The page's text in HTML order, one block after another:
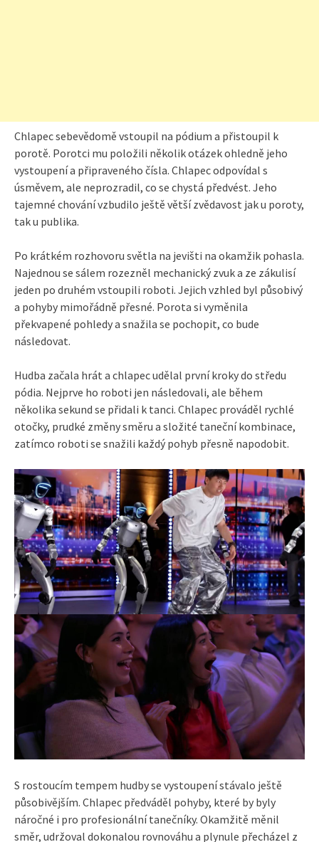
Chlapec sebevědomě vstoupil na pódium a přistoupil k
porotě. Porotci mu položili několik otázek ohledně jeho
vystoupení a připraveného čísla. Chlapec odpovídal s
úsměvem, ale neprozradil, co se chystá předvést. Jeho
tajemné chování vzbudilo ještě větší zvědavost jak u poroty,
tak u publika.
Po krátkém rozhovoru světla na jevišti na okamžik pohasla.
Najednou se sálem rozezněl mechanický zvuk a ze zákulisí
jeden po druhém vstoupili roboti. Jejich vzhled byl působivý
a pohyby mimořádně přesné. Porota si vyměnila
překvapené pohledy a snažila se pochopit, co bude
následovat.
Hudba začala hrát a chlapec udělal první kroky do středu
pódia. Nejprve ho roboti jen následovali, ale během
několika sekund se přidali k tanci. Chlapec prováděl rychlé
otočky, prudké změny směru a složité taneční kombinace,
zatímco roboti se snažili každý pohyb přesně napodobit.
S rostoucím tempem hudby se vystoupení stávalo ještě
působivějším. Chlapec předváděl pohyby, které by byly
náročné i pro profesionální tanečníky. Okamžitě měnil
směr, udržoval dokonalou rovnováhu a plynule přecházel z